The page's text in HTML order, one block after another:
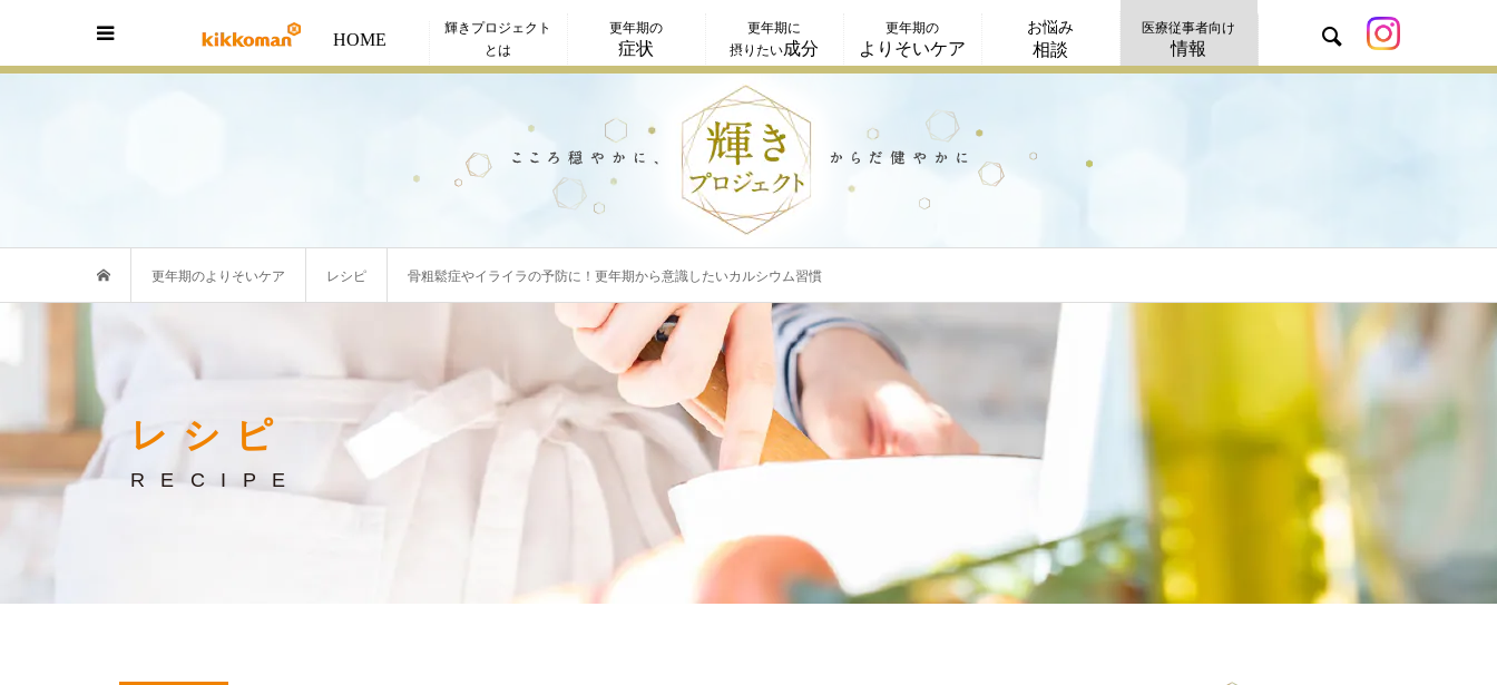
HOME
輝きプロジェクト
とは
更年期の
症状
更年期に
摂りたい成分
更年期の
よりそいケア
お悩み
相談
医療従事者向け
情報
更年期のよりそいケア レシピ 骨粗鬆症やイライラの予防に！更年期から意識したいカルシウム習慣
レシピ
RECIPE